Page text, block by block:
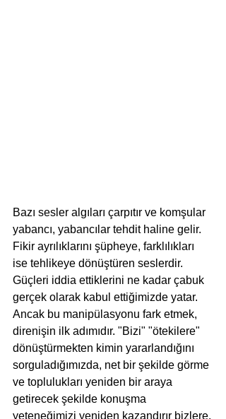
Bazı sesler algıları çarpıtır ve komşular
yabancı, yabancılar tehdit haline gelir.
Fikir ayrılıklarını şüpheye, farklılıkları
ise tehlikeye dönüştüren seslerdir.
Güçleri iddia ettiklerini ne kadar çabuk
gerçek olarak kabul ettiğimizde yatar.
Ancak bu manipülasyonu fark etmek,
direnişin ilk adımıdır. "Bizi" "ötekilere"
dönüştürmekten kimin yararlandığını
sorguladığımızda, net bir şekilde görme
ve toplulukları yeniden bir araya
getirecek şekilde konuşma
yeteneğimizi yeniden kazandırır bizlere.